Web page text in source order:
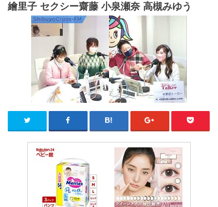
繪里子 セクシー齋藤 小泉瀬奈 高槻みゆう